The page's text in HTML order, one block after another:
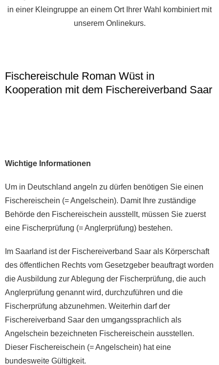
in einer Kleingruppe an einem Ort Ihrer Wahl kombiniert mit
unserem Onlinekurs.
Fischereischule Roman Wüst in
Kooperation mit dem Fischereiverband Saar
Wichtige Informationen
Um in Deutschland angeln zu dürfen benötigen Sie einen
Fischereischein (= Angelschein). Damit Ihre zuständige
Behörde den Fischereischein ausstellt, müssen Sie zuerst
eine Fischerprüfung (= Anglerprüfung) bestehen.
Im Saarland ist der Fischereiverband Saar als Körperschaft
des öffentlichen Rechts vom Gesetzgeber beauftragt worden
die Ausbildung zur Ablegung der Fischerprüfung, die auch
Anglerprüfung genannt wird, durchzuführen und die
Fischerprüfung abzunehmen. Weiterhin darf der
Fischereiverband Saar den umgangssprachlich als
Angelschein bezeichneten Fischereischein ausstellen.
Dieser Fischereischein (= Angelschein) hat eine
bundesweite Gültigkeit.